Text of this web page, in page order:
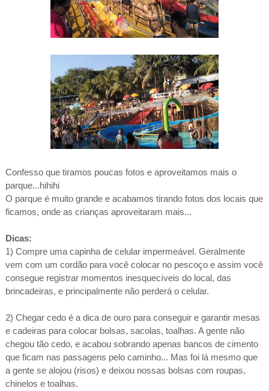
Confesso que tiramos poucas fotos e aproveitamos mais o
parque...hihihi
O parque é muito grande e acabamos tirando fotos dos locais que
ficamos, onde as crianças aproveitaram mais...
Dicas:
1) Compre uma capinha de celular impermeável. Geralmente
vem com um cordão para você colocar no pescoço e assim você
consegue registrar momentos inesquecíveis do local, das
brincadeiras, e principalmente não perderá o celular.
2) Chegar cedo é a dica de ouro para conseguir e garantir mesas
e cadeiras para colocar bolsas, sacolas, toalhas. A gente não
chegou tão cedo, e acabou sobrando apenas bancos de cimento
que ficam nas passagens pelo caminho... Mas foi lá mesmo que
a gente se alojou (risos) e deixou nossas bolsas com roupas,
chinelos e toalhas.